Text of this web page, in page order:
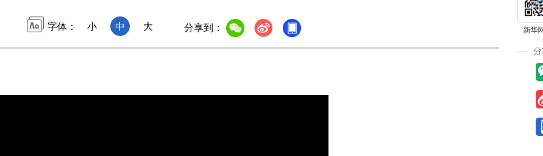
字体： 小 中 大 分享到：